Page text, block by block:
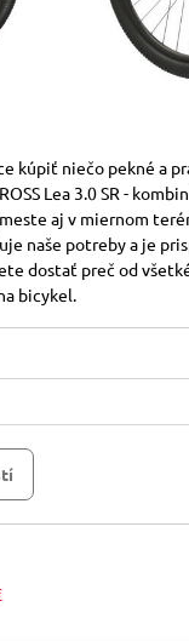
kúpiť niečo pekné a
Lea 3.0 SR -
aj v miernom
naše potreby a je
dostať preč od
bicykel.